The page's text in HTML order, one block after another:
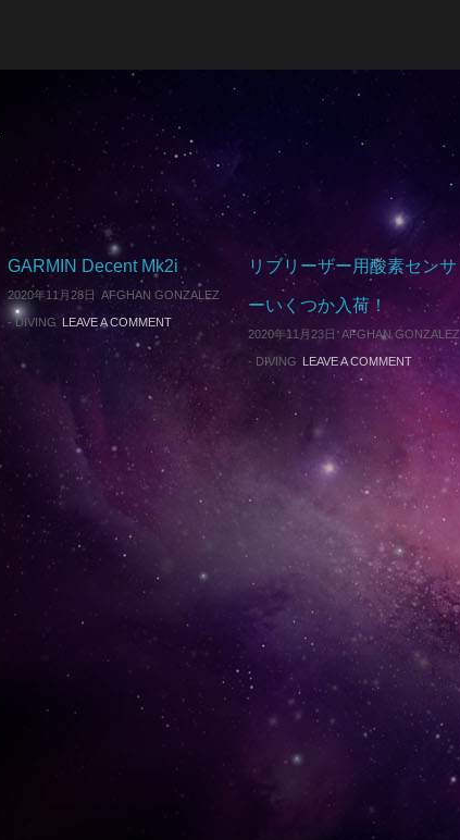
GARMIN Decent Mk2i
2020年11月28日 AFGHAN GONZALEZ
- DIVING LEAVE A COMMENT
リブリーザー用酸素センサ
ーいくつか入荷！
2020年11月23日 AFGHAN GONZALEZ
- DIVING LEAVE A COMMENT